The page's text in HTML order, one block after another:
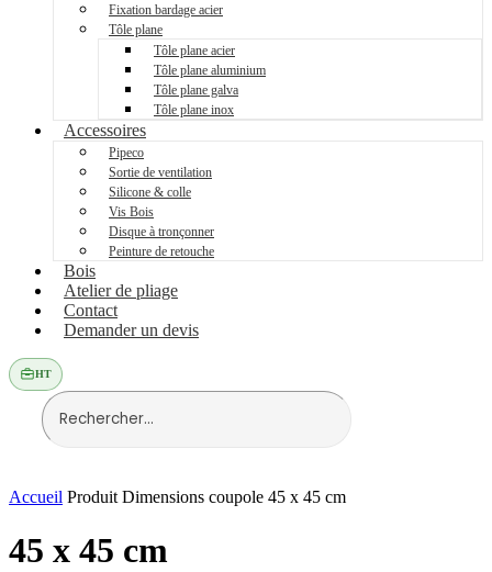
Fixation bardage acier
Tôle plane
Tôle plane acier
Tôle plane aluminium
Tôle plane galva
Tôle plane inox
Accessoires
Pipeco
Sortie de ventilation
Silicone & colle
Vis Bois
Disque à tronçonner
Peinture de retouche
Bois
Atelier de pliage
Contact
Demander un devis
HT
Accueil Produit Dimensions coupole 45 x 45 cm
45 x 45 cm